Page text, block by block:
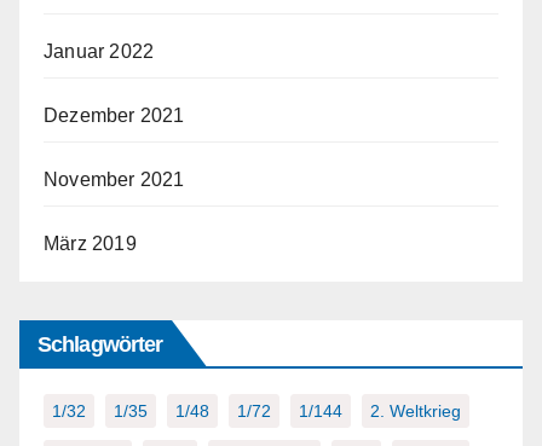
Januar 2022
Dezember 2021
November 2021
März 2019
Schlagwörter
1/32 1/35 1/48 1/72 1/144 2. Weltkrieg